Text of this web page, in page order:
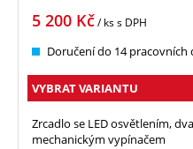
5 200 Kč/ kss DPH
Doručení do 14 pracovních
VYBRAT VARIANTU
Zrcadlo se LED osvětlením,
mechanickým vypínačem